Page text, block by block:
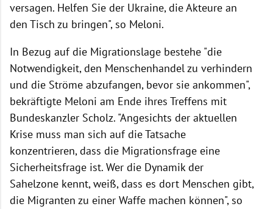
versagen. Helfen Sie der Ukraine, die Akteure an
den Tisch zu bringen", so Meloni.
In Bezug auf die Migrationslage bestehe "die
Notwendigkeit, den Menschenhandel zu verhindern
und die Ströme abzufangen, bevor sie ankommen",
bekräftigte Meloni am Ende ihres Treffens mit
Bundeskanzler Scholz. "Angesichts der aktuellen
Krise muss man sich auf die Tatsache
konzentrieren, dass die Migrationsfrage eine
Sicherheitsfrage ist. Wer die Dynamik der
Sahelzone kennt, weiß, dass es dort Menschen gibt,
die Migranten zu einer Waffe machen können", so